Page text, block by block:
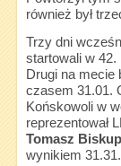
również był
Trzy dni
startowali w 42.
Drugi na mecie
czasem 31.01.
Końskowoli w
reprezentował
Tomasz
wynikiem 31.31.